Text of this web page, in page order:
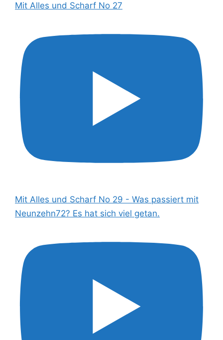
Mit Alles und Scharf No 27
Mit Alles und Scharf No 29 - Was passiert mit
Neunzehn72? Es hat sich viel getan.